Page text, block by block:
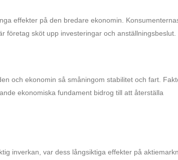
effekter på den bredare ekonomin.
företag sköt upp investeringar och anställningsbeslut.
och ekonomin så småningom stabilitet och fart.
ekonomiska fundament bidrog till att återställa
inverkan, var dess långsiktiga effekter på